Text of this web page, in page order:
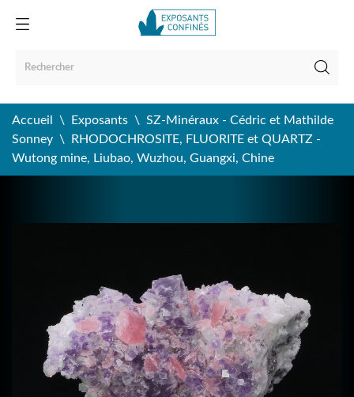
Accueil Exposants
SZ-Minéraux - Cédric et Mathilde
Sonney
RHODOCHROSITE, FLUORITE et QUARTZ -
Wutong mine, Liubao, Wuzhou, Guangxi, Chine